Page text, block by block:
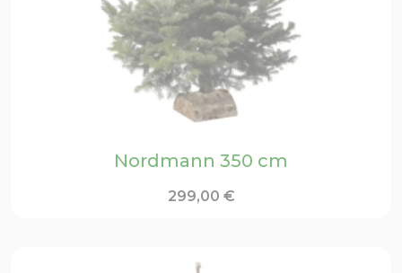
Nordmann 350 cm
299,00 €